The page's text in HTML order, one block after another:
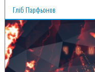
Гліб Парфьонов